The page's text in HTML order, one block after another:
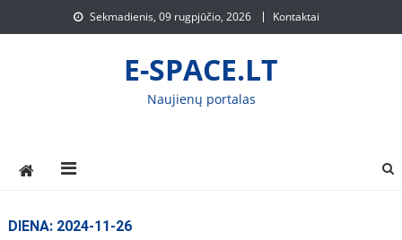
to
Sekmadienis, 09 rugpjūčio, 2026 Kontaktai
E-SPACE.LT
Naujienų portalas
DIENA: 2024-11-26